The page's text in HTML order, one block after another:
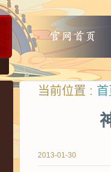
当前位置 :
2013-01-30